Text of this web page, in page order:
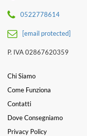
0522778614
[email protected]
P. IVA 02867620359
Chi Siamo
Come Funziona
Contatti
Dove Consegniamo
Privacy Policy